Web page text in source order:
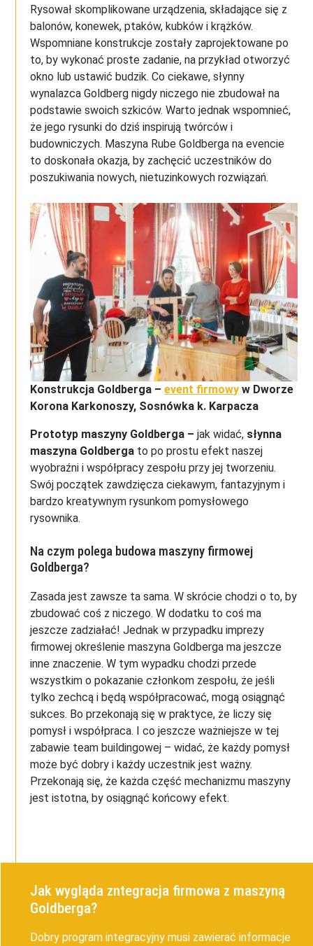
Rysował skomplikowane urządzenia, składające się z
balonów, konewek, ptaków, kubków i krążków.
Wspomniane konstrukcje zostały zaprojektowane po
to, by wykonać proste zadanie, na przykład otworzyć
okno lub ustawić budzik. Co ciekawe, słynny
wynalazca Goldberg nigdy niczego nie zbudował na
podstawie swoich szkiców. Warto jednak wspomnieć,
że jego rysunki do dziś inspirują twórców i
budowniczych. Maszyna Rube Goldberga na evencie
to doskonała okazja, by zachęcić uczestników do
poszukiwania nowych, nietuzinkowych rozwiązań.
Konstrukcja Goldberga –event firmowy w Dworze
Korona Karkonoszy, Sosnówka k. Karpacza
Prototyp maszyny Goldberga –jak widać, słynna
maszyna Goldberga to po prostu efekt naszej
wyobraźni i współpracy zespołu przy jej tworzeniu.
Swój początek zawdzięcza ciekawym, fantazyjnym i
bardzo kreatywnym rysunkom pomysłowego
rysownika.
Na czym polega budowa maszyny firmowej
Goldberga?
Zasada jest zawsze ta sama. W skrócie chodzi o to, by
zbudować coś z niczego. W dodatku to coś ma
jeszcze zadziałać! Jednak w przypadku imprezy
firmowej określenie maszyna Goldberga ma jeszcze
inne znaczenie. W tym wypadku chodzi przede
wszystkim o pokazanie członkom zespołu, że jeśli
tylko zechcą i będą współpracować, mogą osiągnąć
sukces. Bo przekonają się w praktyce, że liczy się
pomysł i współpraca. I co jeszcze ważniejsze w tej
zabawie team buildingowej – widać, że każdy pomysł
może być dobry i każdy uczestnik jest ważny.
Przekonają się, że każda część mechanizmu maszyny
jest istotna, by osiągnąć końcowy efekt.
Jak wygląda zntegracja firmowa z maszyną
Goldberga?
Dobry program integracyjny musi zawierać informacje